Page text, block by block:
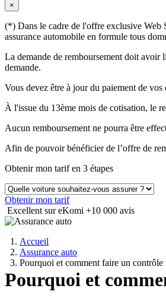
×
(*) Dans le cadre de l'offre exclusive Web
assurance automobile en formule tous
La demande de remboursement doit avoir
demande.
Vous devez être à jour du paiement de
À l'issue du 13ème mois de cotisation, le
Aucun remboursement ne pourra être
Afin de pouvoir bénéficier de l’offre de
Obtenir mon tarif en 3 étapes
Obtenir mon tarif
Excellent sur eKomi +10 000 avis
Accueil
Assurance auto
Pourquoi et comment faire un
Pourquoi et